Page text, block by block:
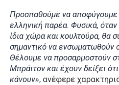
Προσπαθούμε να αποφύγουμε
ελληνική παρέα. Φυσικά,
ίδια χώρα και κουλτούρα, θα
σημαντικό να ενσωματωθούν
Θέλουμε να προσαρμοστούν
Μπράιτον και έχουν δείξει
κάνουν», ανέφερε